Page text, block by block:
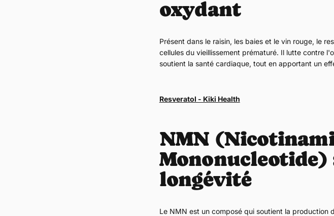
oxydant
Présent dans le raisin, les baies et le vin rouge, le
cellules du vieillissement prématuré. Il lutte contre
soutient la santé cardiaque, tout en apportant un
Resveratol - Kiki Health
NMN
Mononucleotide)
longévité
Le NMN est un composé qui soutient la production